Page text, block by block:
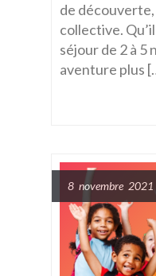
de
collective.
séjour de 2 à 5
aventure plus
8 novembre 2021